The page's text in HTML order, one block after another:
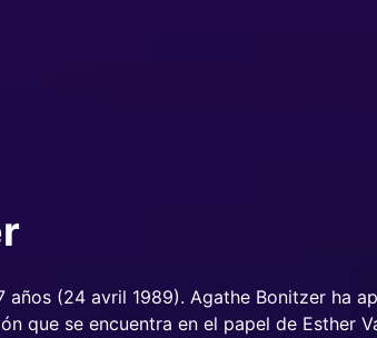
(24 avril 1989). Agathe Bonitzer ha
que se encuentra en el papel de Esther